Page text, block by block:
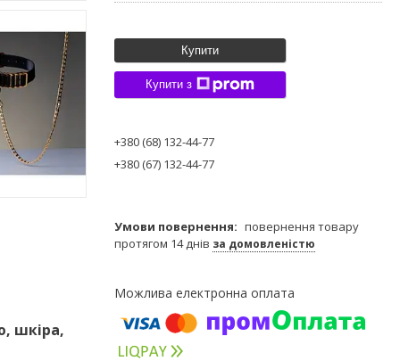
шкіра,
Купити
Купити з
+380 (68) 132-44-77
+380 (67) 132-44-77
повернення товару
протягом 14 днів за домовленістю